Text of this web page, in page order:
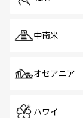
中南米
オセアニア
ハワイ